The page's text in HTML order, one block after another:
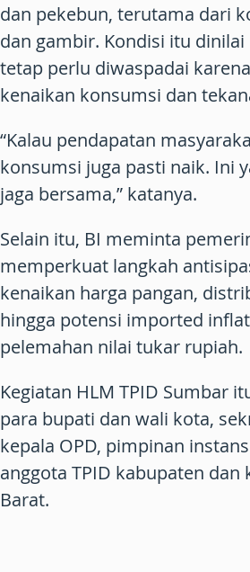
dan pekebun, terutama dari
dan gambir. Kondisi itu
tetap perlu diwaspadai
kenaikan konsumsi dan
“Kalau pendapatan
konsumsi juga pasti naik. Ini
jaga bersama,” katanya.
Selain itu, BI meminta
memperkuat langkah
kenaikan harga pangan,
hingga potensi imported
pelemahan nilai tukar rupiah.
Kegiatan HLM TPID Sumbar
para bupati dan wali kota,
kepala OPD, pimpinan
anggota TPID kabupaten dan
Barat.